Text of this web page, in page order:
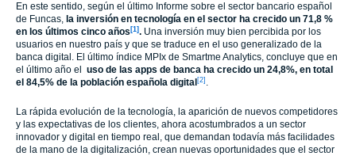
En este sentido, según el último Informe sobre el sector bancario español
de Funcas, la inversión en tecnología en el sector ha crecido un 71,8 %
en los últimos cinco años [1]. Una inversión muy bien percibida por los
usuarios en nuestro país y que se traduce en el uso generalizado de la
banca digital. El último índice MPIx de Smartme Analytics, concluye que en
el último año el uso de las apps de banca ha crecido un 24,8%, en total
el 84,5% de la población española digital [2] .
La rápida evolución de la tecnología, la aparición de nuevos competidores
y las expectativas de los clientes, ahora acostumbrados a un sector
innovador y digital en tiempo real, que demandan todavía más facilidades
de la mano de la digitalización, crean nuevas oportunidades que el sector